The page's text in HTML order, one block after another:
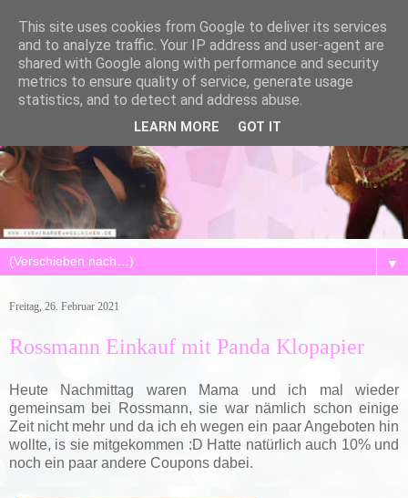
▼
Freitag, 26. Februar 2021
Rossmann Einkauf mit Panda Klopapier
Heute Nachmittag waren Mama und ich mal wieder
gemeinsam bei Rossmann, sie war nämlich schon einige
Zeit nicht mehr und da ich eh wegen ein paar Angeboten hin
wollte, is sie mitgekommen :D Hatte natürlich auch 10% und
noch ein paar andere Coupons dabei.
This site uses cookies from Google to deliver its services
and to analyze traffic. Your IP address and user-agent are
shared with Google along with performance and security
metrics to ensure quality of service, generate usage
statistics, and to detect and address abuse.
LEARN MORE GOT IT